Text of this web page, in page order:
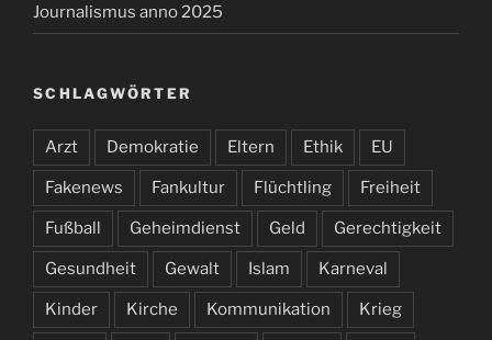
Journalismus anno 2025
SCHLAGWÖRTER
Arzt Demokratie Eltern Ethik EU
Fakenews Fankultur Flüchtling Freiheit
Fußball Geheimdienst Geld Gerechtigkeit
Gesundheit Gewalt Islam Karneval
Kinder Kirche Kommunikation Krieg